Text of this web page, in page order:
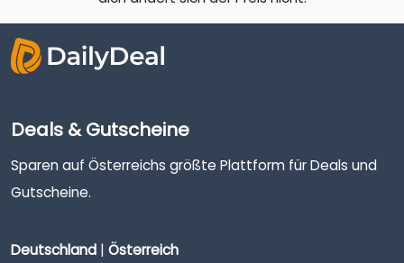
Deals & Gutscheine
Sparen auf Österreichs größte Plattform für Deals und
Gutscheine.
Deutschland | Österreich